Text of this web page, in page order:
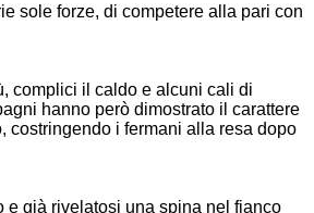
sole forze, di competere alla pari con
complici il caldo e alcuni cali di
hanno però dimostrato il carattere
costringendo i fermani alla resa dopo
e già rivelatosi una spina nel fianco